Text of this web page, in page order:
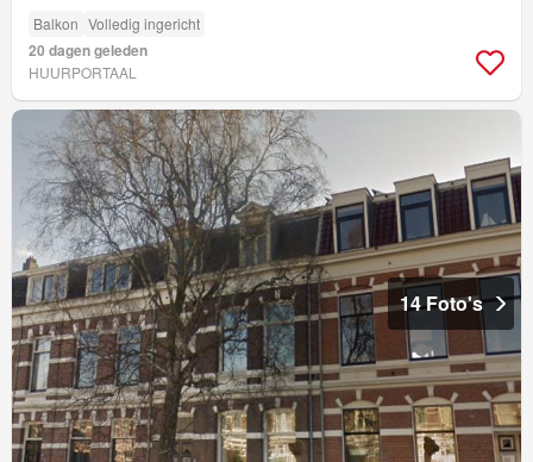
Balkon Volledig ingericht
20 dagen geleden
HUURPORTAAL
14 Foto's